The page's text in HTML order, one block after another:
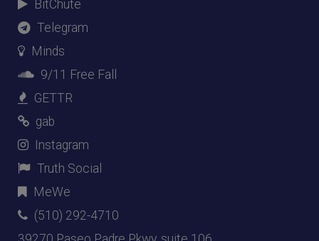
BitChute
Telegram
Minds
9/11 Free Fall
GETTR
gab
Instagram
Truth Social
MeWe
(510) 292-4710